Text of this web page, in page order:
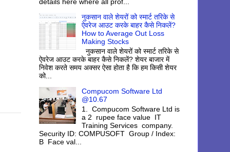
details here where all prof...
नुकसान वाले शेयरों को स्मार्ट तरिके से
ऐवरेज आउट करके बाहर कैसे निकलें?
How to Average Out Loss
Making Stocks
नुकसान वाले शेयरों को स्मार्ट तरिके से
ऐवरेज आउट करके बाहर कैसे निकलें? शेयर बाजार में
निवेश करते समय अक्सर ऐसा होता है कि हम किसी शेयर
को...
Compucom Software Ltd
@10.67
1. Compucom Software Ltd is
a 2 rupee face value IT
Training Services company.
Security ID: COMPUSOFT Group / Index:
B Face val...